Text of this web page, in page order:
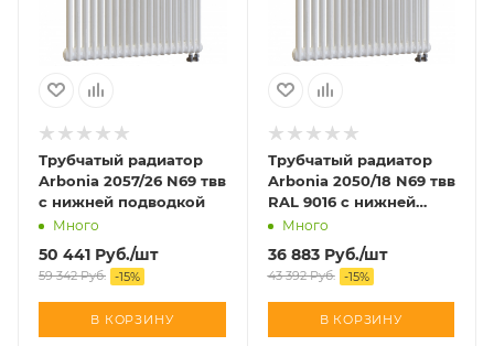
Трубчатый радиатор
Arbonia 2057/26 N69 твв
с нижней подводкой
Много
50 441 Руб./шт
59 342Руб. -15%
В КОРЗИНУ
Трубчатый радиатор
Arbonia 2050/18 N69 твв
RAL 9016 с нижней
подводкой
Много
36 883Руб./шт
43 392Руб. -15%
В КОРЗИНУ